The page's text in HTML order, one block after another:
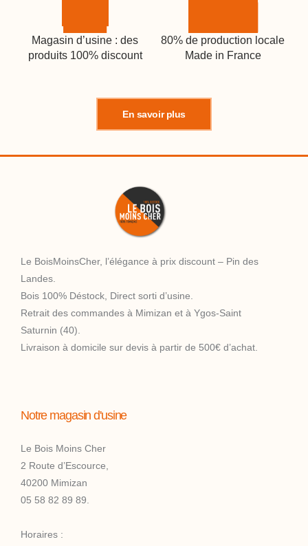
Magasin d’usine : des
produits 100% discount
80% de production locale
Made in France
En savoir plus
Le BoisMoinsCher, l’élégance à prix discount – Pin des
Landes.
Bois 100% Déstock, Direct sorti d’usine.
Retrait des commandes à Mimizan et à Ygos-Saint
Saturnin (40).
Livraison à domicile sur devis à partir de 500€ d’achat.
Notre magasin d'usine
Le Bois Moins Cher
2 Route d’Escource,
40200 Mimizan
05 58 82 89 89.
Horaires :